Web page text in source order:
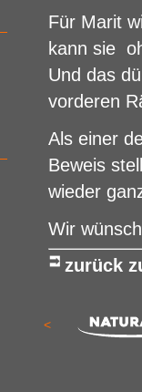
Für Marit
kann sie
Und das
vorderen
Als einer
Beweis
wieder
Wir
zurück
<